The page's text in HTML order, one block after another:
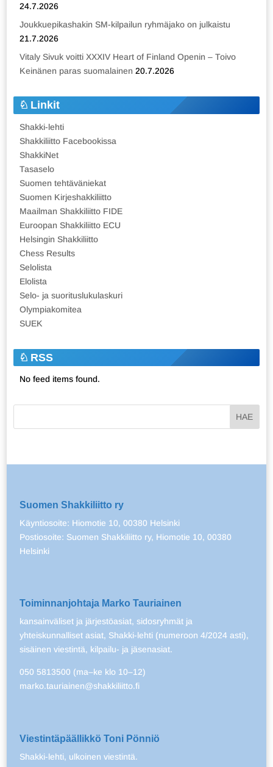
24.7.2026
Joukkuepikashakin SM-kilpailun ryhmäjako on julkaistu
21.7.2026
Vitaly Sivuk voitti XXXIV Heart of Finland Openin – Toivo
Keinänen paras suomalainen 20.7.2026
Linkit
Shakki-lehti
Shakkiliitto Facebookissa
ShakkiNet
Tasaselo
Suomen tehtäväniekat
Suomen Kirjeshakkiliitto
Maailman Shakkiliitto FIDE
Euroopan Shakkiliitto ECU
Helsingin Shakkiliitto
Chess Results
Selolista
Elolista
Selo- ja suorituslukulaskuri
Olympiakomitea
SUEK
RSS
No feed items found.
Suomen Shakkiliitto ry
Käyntiosoite: Hiomotie 10, 00380 Helsinki
Postiosoite: Suomen Shakkiliitto ry, Hiomotie 10, 00380
Helsinki
Toiminnanjohtaja Marko Tauriainen
kansainväliset ja järjestöasiat, sidosryhmät ja
yhteiskunnalliset asiat, Shakki-lehti (numeroon 4/2024 asti),
sisäinen viestintä, kilpailu- ja jäsenasiat.
050 5813500 (ma–ke klo 10–12)
marko.tauriainen@shakkiliitto.fi
Viestintäpäällikkö Toni Pönniö
Shakki-lehti, ulkoinen viestintä.